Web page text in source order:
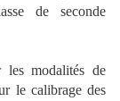
de seconde
les modalités de
le calibrage des